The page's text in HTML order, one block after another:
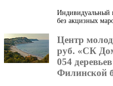
Индивидуальный
без акцизных
Центр
руб. «СК
054
Филинской